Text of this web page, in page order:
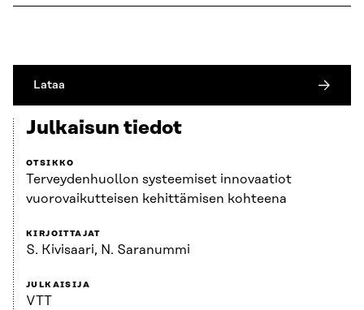
Lataa
Julkaisun tiedot
OTSIKKO
Terveydenhuollon systeemiset innovaatiot
vuorovaikutteisen kehittämisen kohteena
KIRJOITTAJAT
S. Kivisaari, N. Saranummi
JULKAISIJA
VTT